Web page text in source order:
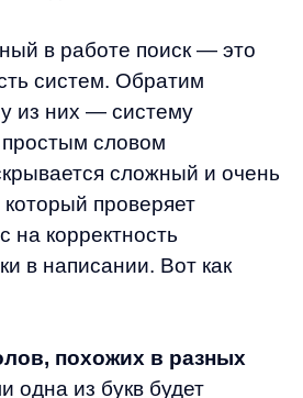
из букв будет
визуально она
или похоже, но не для
это нужно исправить.
уникальные для
идет замена всех
раскладку, если
на английскую.
Если
название товара
исправит это, чтобы
алгоритму.